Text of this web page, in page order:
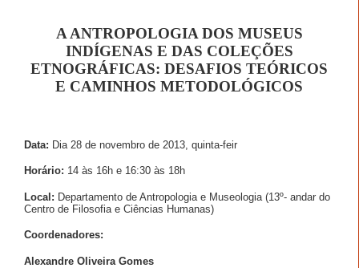
A ANTROPOLOGIA DOS MUSEUS
INDÍGENAS E DAS COLEÇÕES
ETNOGRÁFICAS: DESAFIOS TEÓRICOS
E CAMINHOS METODOLÓGICOS
Data: Dia 28 de novembro de 2013, quinta-feir
Horário: 14 às 16h e 16:30 às 18h
Local: Departamento de Antropologia e Museologia (13º- andar do
Centro de Filosofia e Ciências Humanas)
Coordenadores:
Alexandre Oliveira Gomes